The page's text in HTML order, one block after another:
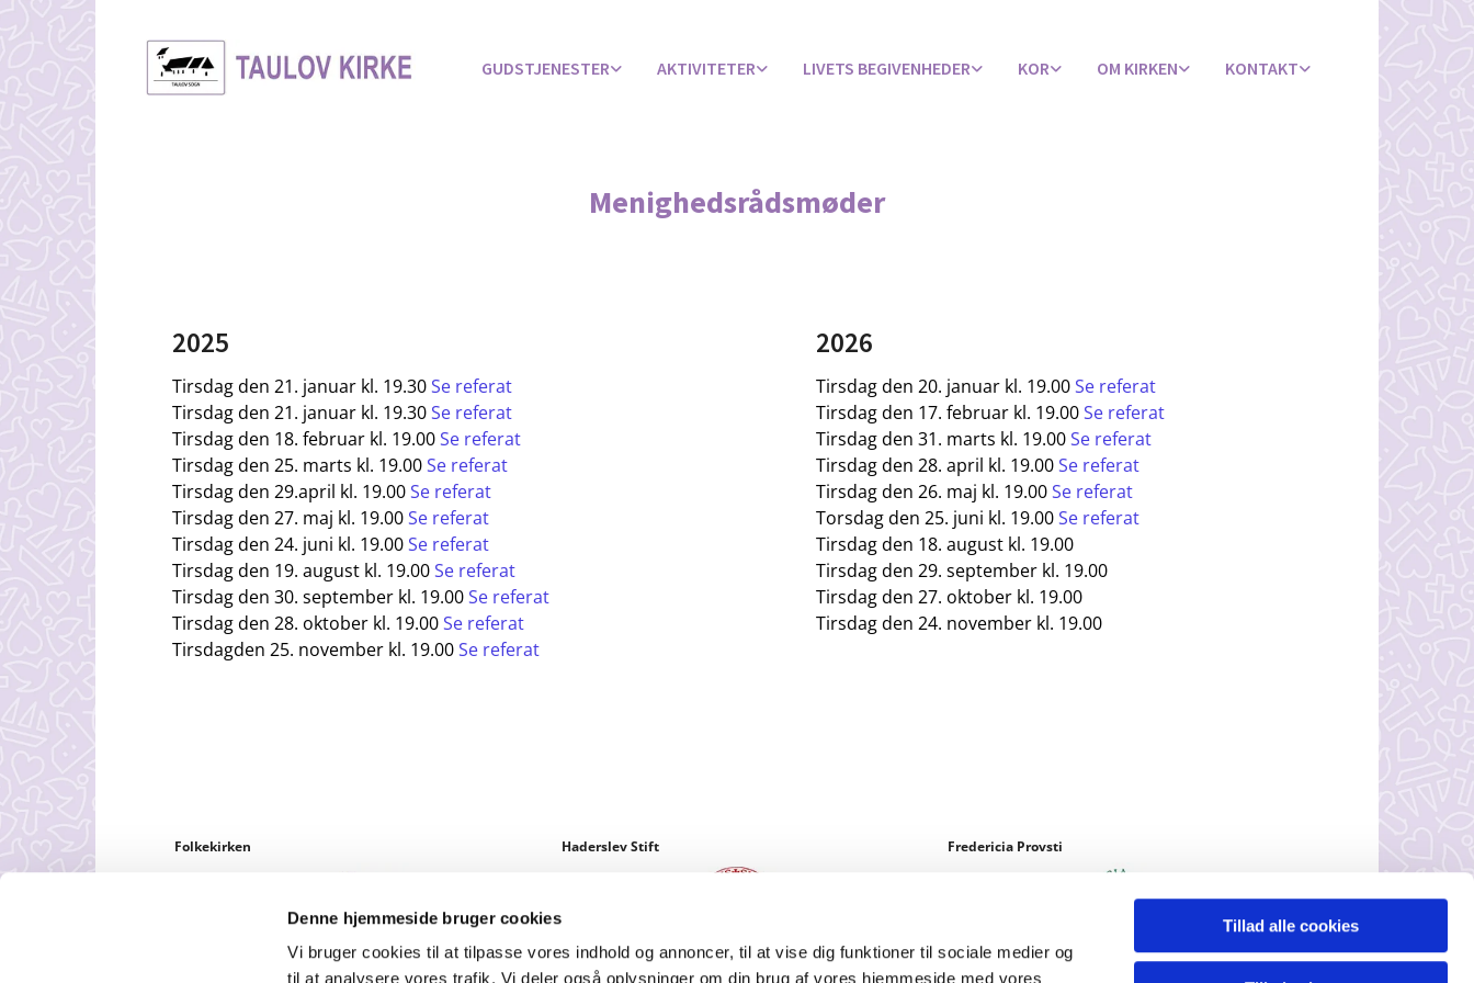
Denne hjemmeside bruger cookies
Vi bruger cookies til at tilpasse vores indhold og annoncer, til at vise dig funktioner til sociale medier og
til at analysere vores trafik. Vi deler også oplysninger om din brug af vores hjemmeside med vores
Tillad alle cookies
GUDSTJENESTER AKTIVITETER LIVETS BEGIVENHEDER KOR OM KIRKEN KONTAKT
Menighedsrådsmøder
2025
Tirsdag den 21. januar kl. 19.30Se referat
Tirsdag den 21. januar kl. 19.30Se referat
Tirsdag den 18. februar kl. 19.00Se referat
Tirsdag den 25. marts kl. 19.00Se referat
Tirsdag den 29.april kl. 19.00Se referat
Tirsdag den 27. maj kl. 19.00Se referat
Tirsdag den 24. juni kl. 19.00Se referat
Tirsdag den 19. august kl. 19.00Se referat
Tirsdag den 30. september kl. 19.00Se referat
Tirsdag den 28. oktober kl. 19.00Se referat
Tirsdagden 25. november kl. 19.00Se referat
2026
Tirsdag den 20. januar kl. 19.00Se referat
Tirsdag den 17. februar kl. 19.00Se referat
Tirsdag den 31. marts kl. 19.00Se referat
Tirsdag den 28. april kl. 19.00Se referat
Tirsdag den 26. maj kl. 19.00Se referat
Torsdag den 25. juni kl. 19.00Se referat
Tirsdag den 18. august kl. 19.00
Tirsdag den 29. september kl. 19.00
Tirsdag den 27. oktober kl. 19.00
Tirsdag den 24. november kl. 19.00
Folkekirken Haderslev Stift Fredericia Provsti